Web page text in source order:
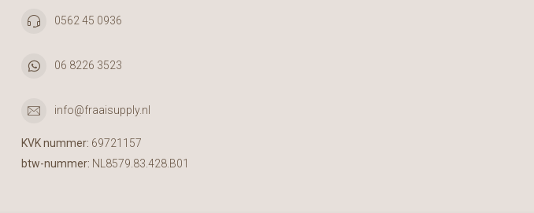
0562 45 0936
06 8226 3523
info@fraaisupply.nl
KVK nummer: 69721157
btw-nummer: NL8579.83.428.B01